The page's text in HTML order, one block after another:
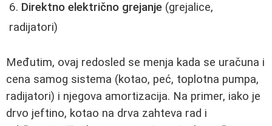
Direktno električno grejanje (grejalice,
radijatori)
Međutim, ovaj redosled se menja kada se uračuna i
cena samog sistema (kotao, peć, toplotna pumpa,
radijatori) i njegova amortizacija. Na primer, iako je
drvo jeftino, kotao na drva zahteva rad i